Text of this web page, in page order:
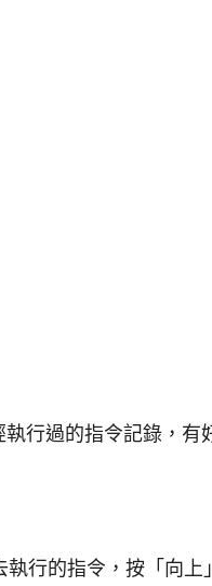
行過的指令記錄，有
執行的指令，按「向上